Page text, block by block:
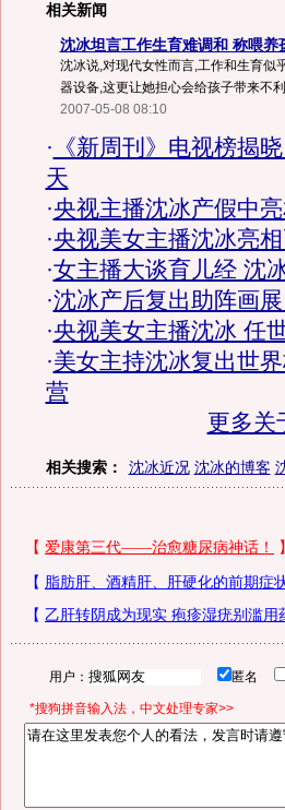
相关新闻
沈冰坦言工作生育难调和 称喂养
沈冰说,对现代女性而言,工作和生育似
器设备,这更让她担心会给孩子带来不
2007-05-08 08:10
· 《新周刊》电视榜揭
天
·央视主播沈冰产假中
·央视美女主播沈冰亮
·女主播大谈育儿经 沈
·沈冰产后复出助阵画
·央视美女主播沈冰 任
·美女主持沈冰复出世
营
更多关
相关搜索： 沈冰近况 沈冰的博客
用户： 匿名
*搜狗拼音输入法，中文处理专家>>